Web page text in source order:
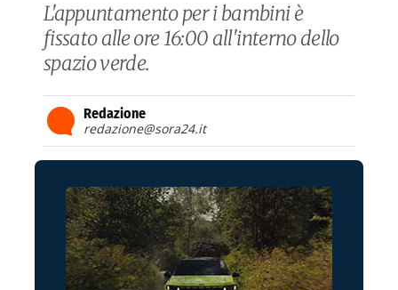
L'appuntamento per i bambini è
fissato alle ore 16:00 all'interno dello
spazio verde.
Redazione
redazione@sora24.it